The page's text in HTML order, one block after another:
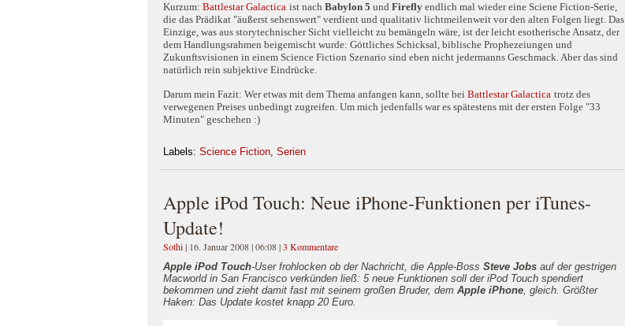
Kurzum: Battlestar Galactica ist nach Babylon 5 und Firefly endlich mal wieder eine Sciene Fiction-Serie,
die das Prädikat "äußerst sehenswert" verdient und qualitativ lichtmeilenweit vor den alten Folgen liegt. Das
Einzige, was aus storytechnischer Sicht vielleicht zu bemängeln wäre, ist der leicht esotherische Ansatz, der
dem Handlungsrahmen beigemischt wurde: Göttliches Schicksal, biblische Prophezeiungen und
Zukunftsvisionen in einem Science Fiction Szenario sind eben nicht jedermanns Geschmack. Aber das sind
natürlich rein subjektive Eindrücke.
Darum mein Fazit: Wer etwas mit dem Thema anfangen kann, sollte bei Battlestar Galactica trotz des
verwegenen Preises unbedingt zugreifen. Um mich jedenfalls war es spätestens mit der ersten Folge "33
Minuten" geschehen :)
Labels: Science Fiction, Serien
Apple iPod Touch: Neue iPhone-Funktionen per iTunes-
Update!
Sothi| 16. Januar 2008 | 06:08|3 Kommentare
Apple iPod Touch-User frohlocken ob der Nachricht, die Apple-Boss Steve Jobs auf der gestrigen
Macworld in San Francisco verkünden ließ: 5 neue Funktionen soll der iPod Touch spendiert
bekommen und zieht damit fast mit seinem großen Bruder, dem Apple iPhone, gleich. Größter
Haken: Das Update kostet knapp 20 Euro.